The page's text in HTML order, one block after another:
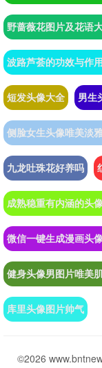
野蔷薇花图片及花语
波路芦荟的功效与作
短发头像大全 男生
侧脸女生头像唯美淡
九龙吐珠花好养吗
成熟稳重有内涵的头
微信一键生成漫画头
健身头像男图片唯美
库里头像图片帅气
©2026